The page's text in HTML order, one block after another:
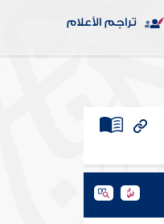
تراجم الأعلام